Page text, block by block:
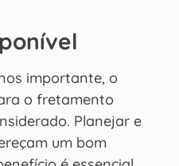
importante, o
o fretamento
Planejar e
um bom